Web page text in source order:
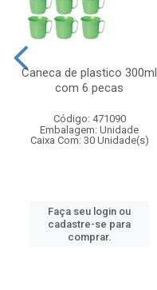
Caneca de plastico 300ml
com 6 pecas
Código: 471090
Embalagem: Unidade
Caixa Com: 30 Unidade(s)
Faça seu login ou
cadastre-se para
comprar.